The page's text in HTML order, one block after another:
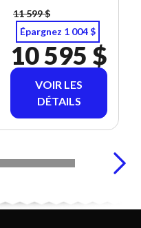
11 599 $
Épargnez 1 004 $
10 595 $
VOIR LES
DÉTAILS